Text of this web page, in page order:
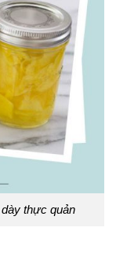
thực quản